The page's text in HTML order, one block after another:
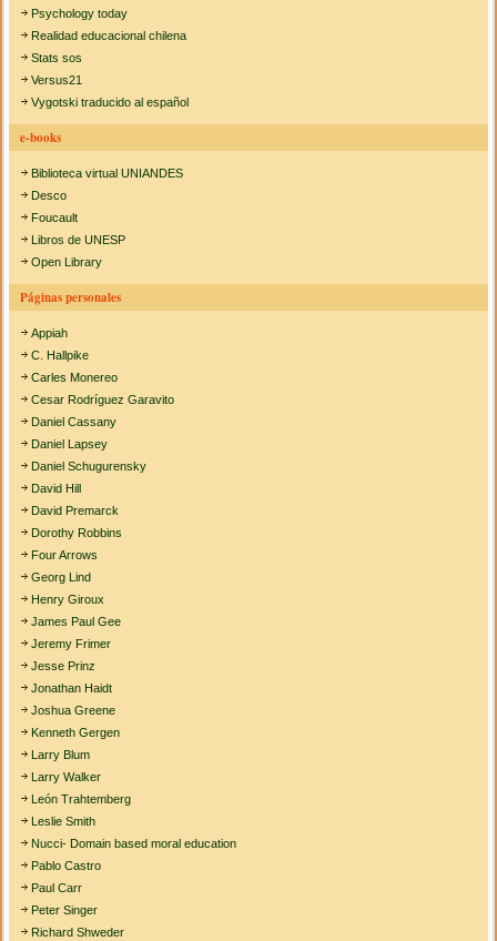
Psychology today
Realidad educacional chilena
Stats sos
Versus21
Vygotski traducido al español
e-books
Biblioteca virtual UNIANDES
Desco
Foucault
Libros de UNESP
Open Library
Páginas personales
Appiah
C. Hallpike
Carles Monereo
Cesar Rodríguez Garavito
Daniel Cassany
Daniel Lapsey
Daniel Schugurensky
David Hill
David Premarck
Dorothy Robbins
Four Arrows
Georg Lind
Henry Giroux
James Paul Gee
Jeremy Frimer
Jesse Prinz
Jonathan Haidt
Joshua Greene
Kenneth Gergen
Larry Blum
Larry Walker
León Trahtemberg
Leslie Smith
Nucci- Domain based moral education
Pablo Castro
Paul Carr
Peter Singer
Richard Shweder